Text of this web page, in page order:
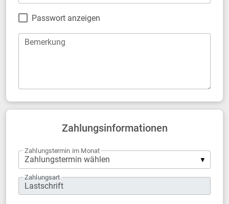
Passwort anzeigen
Bemerkung
Zahlungsinformationen
Zahlungstermin im Monat
Zahlungsart